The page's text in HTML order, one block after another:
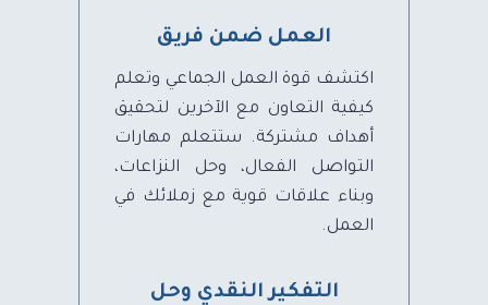
العمل ضمن فريق
اكتشف قوة العمل الجماعي وتعلم
كيفية التعاون مع الآخرين لتحقيق
أهداف مشتركة. ستتعلم مهارات
التواصل الفعال، وحل النزاعات،
وبناء علاقات قوية مع زملائك في
العمل.
التفكير النقدي وحل